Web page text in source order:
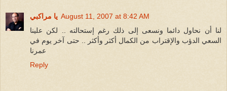
يا مراكبي August 11, 2007 at 8:42 AM
لنا أن نحاول دائما ونسعى إلى ذلك رغم إستحالته .. لكن علينا
السعي الدؤب والإقتراب من الكمال أكثر وأكثر .. حتى آخر يوم في
عمرنا
Reply